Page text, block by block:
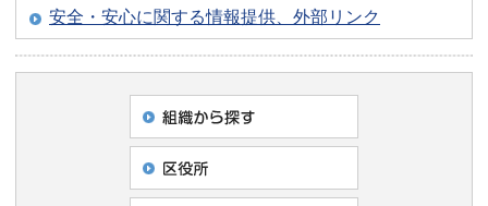
安全・安心に関する情報提供、外部リンク